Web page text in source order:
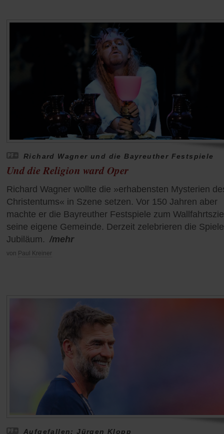
Richard Wagner und die Bayreuther Festspiele
Und die Religion ward Oper
Richard Wagner wollte die »erhabensten Mysterien
Christentums« in Szene setzen. Vor 150 Jahren aber
machte er die Bayreuther Festspiele zum
seine eigene Gemeinde. Derzeit zelebrieren die
Jubiläum. /mehr
von Paul Kreiner
Aufgefallen: Jürgen Klopp